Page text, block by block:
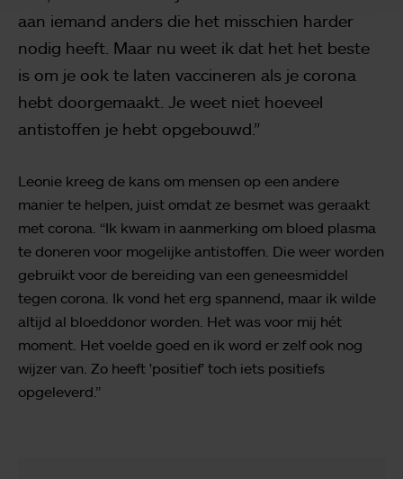
aan iemand anders die het misschien harder
nodig heeft. Maar nu weet ik dat het het beste
is om je ook te laten vaccineren als je corona
hebt doorgemaakt. Je weet niet hoeveel
antistoffen je hebt opgebouwd.”
Leonie kreeg de kans om mensen op een andere
manier te helpen, juist omdat ze besmet was geraakt
met corona. “Ik kwam in aanmerking om bloed plasma
te doneren voor mogelijke antistoffen. Die weer worden
gebruikt voor de bereiding van een geneesmiddel
tegen corona. Ik vond het erg spannend, maar ik wilde
altijd al bloeddonor worden. Het was voor mij hét
moment. Het voelde goed en ik word er zelf ook nog
wijzer van. Zo heeft 'positief' toch iets positiefs
opgeleverd.”